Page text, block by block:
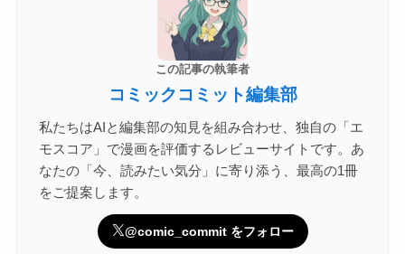
この記事の執筆者
コミックコミット編集部
私たちはAIと編集部の知見を組み合わせ、独自の「エ
モスコア」で漫画を評価するレビューサイトです。あ
なたの「今、読みたい気分」に寄り添う、最高の1冊
をご提案します。
@comic_commit をフォロー